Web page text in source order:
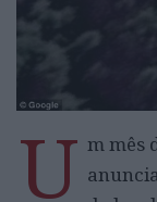
U m mês